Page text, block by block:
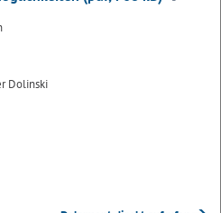
Dolinski